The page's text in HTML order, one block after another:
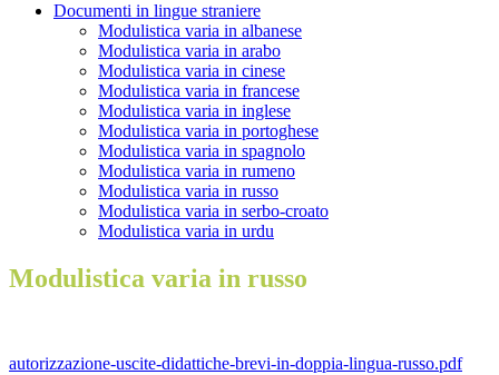
Documenti in lingue straniere
Modulistica varia in albanese
Modulistica varia in arabo
Modulistica varia in cinese
Modulistica varia in francese
Modulistica varia in inglese
Modulistica varia in portoghese
Modulistica varia in spagnolo
Modulistica varia in rumeno
Modulistica varia in russo
Modulistica varia in serbo-croato
Modulistica varia in urdu
Modulistica varia in russo
autorizzazione-uscite-didattiche-brevi-in-doppia-lingua-russo.pdf